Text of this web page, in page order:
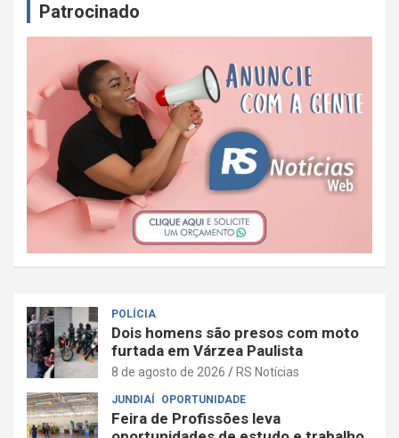
Patrocinado
POLÍCIA
Dois homens são presos com moto
furtada em Várzea Paulista
8 de agosto de 2026 RS Notícias
JUNDIAÍ OPORTUNIDADE
Feira de Profissões leva